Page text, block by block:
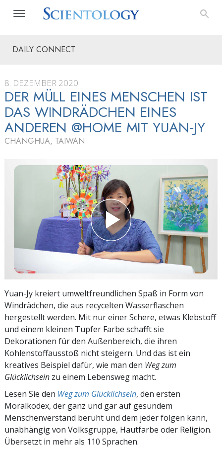
DAILY CONNECT
8. DEZEMBER 2020
DER MÜLL EINES MENSCHEN IST
DAS WINDRÄDCHEN EINES
ANDEREN @HOME MIT YUAN‑JY
CHANGHUA, TAIWAN
Yuan-Jy kreiert umweltfreundlichen Spaß in Form von
Windrädchen, die aus recycelten Wasserflaschen
hergestellt werden. Mit nur einer Schere, etwas Klebstoff
und einem kleinen Tupfer Farbe schafft sie
Dekorationen für den Außenbereich, die ihren
Kohlenstoffausstoß nicht steigern. Und das ist ein
kreatives Beispiel dafür, wie man den Weg zum
Glücklichsein zu einem Lebensweg macht.
Lesen Sie den Weg zum Glücklichsein, den ersten
Moralkodex, der ganz und gar auf gesundem
Menschenverstand beruht und dem jeder folgen kann,
unabhängig von Volksgruppe, Hautfarbe oder Religion.
Übersetzt in mehr als 110 Sprachen.